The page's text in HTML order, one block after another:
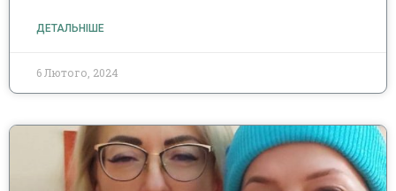
ДЕТАЛЬНІШЕ
6 Лютого, 2024